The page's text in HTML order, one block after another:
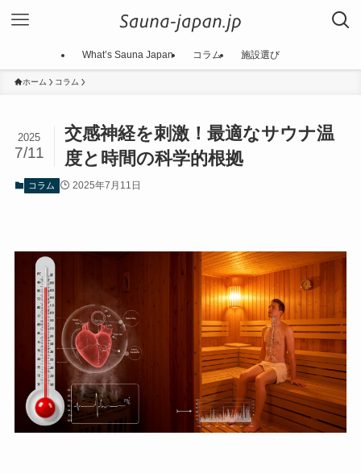
What’s Sauna Japan コラム 施設選び
ホーム コラム
交感神経を刺激！最適なサウナ温
度と時間の科学的根拠
2025
7/11
コラム 2025年7月11日